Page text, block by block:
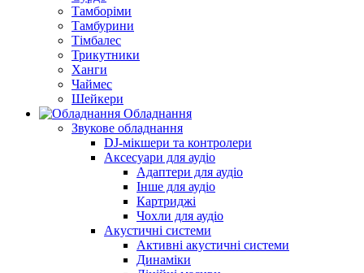
Тамборіми
Тамбурини
Тімбалес
Трикутники
Ханги
Чаймес
Шейкери
Обладнання
Звукове обладнання
DJ-мікшери та контролери
Аксесуари для аудіо
Адаптери для аудіо
Інше для аудіо
Картриджі
Чохли для аудіо
Акустичні системи
Активні акустичні системи
Динаміки